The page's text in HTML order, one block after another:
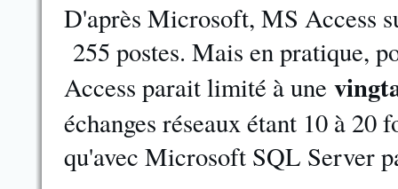
D'après Microsoft, MS Access
255 postes. Mais en pratique,
Access parait limité à une
échanges réseaux étant 10 à 20
qu'avec Microsoft SQL Server